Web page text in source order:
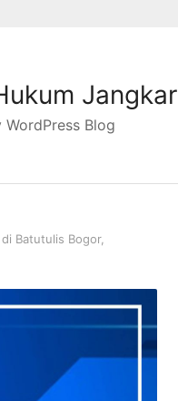
Jangkar
WordPress Blog
Batutulis Bogor,